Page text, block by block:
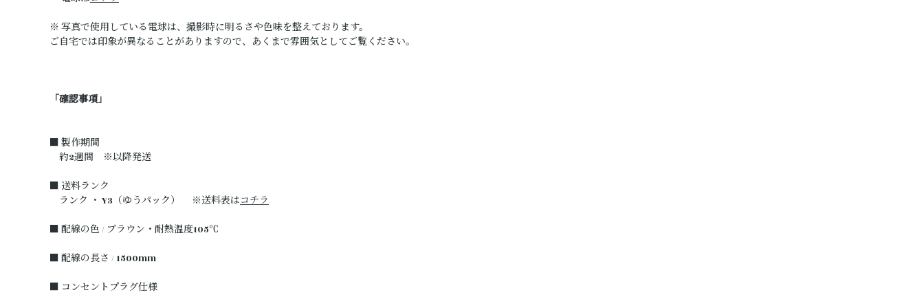
※ 写真で使用している電球は、撮影時に明るさや色味を整えております。
ご自宅では印象が異なることがありますので、あくまで雰囲気としてご覧ください。
「確認事項」
■ 製作期間
約2週間 ※以降発送
■ 送料ランク
ランク ・ Y3（ゆうパック） ※送料表はコチラ
■ 配線の色 / ブラウン・耐熱温度105℃
■ 配線の長さ / 1500mm
■ コンセントプラグ仕様